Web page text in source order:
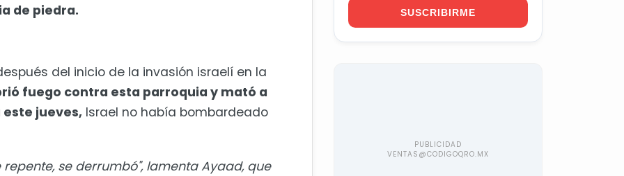
de piedra.
del inicio de la invasión israelí en la
fuego contra esta parroquia y mató a
este jueves, Israel no había bombardeado
se derrumbó", lamenta Ayaad, que
SUSCRIBIRME